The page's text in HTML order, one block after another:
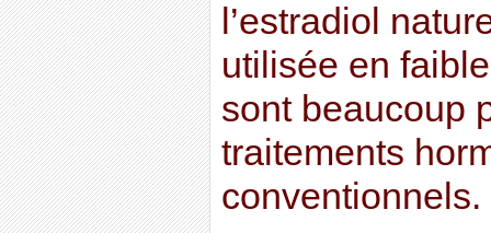
l’estradiol
utilisée en
sont beaucoup
traitements
conventionnels.